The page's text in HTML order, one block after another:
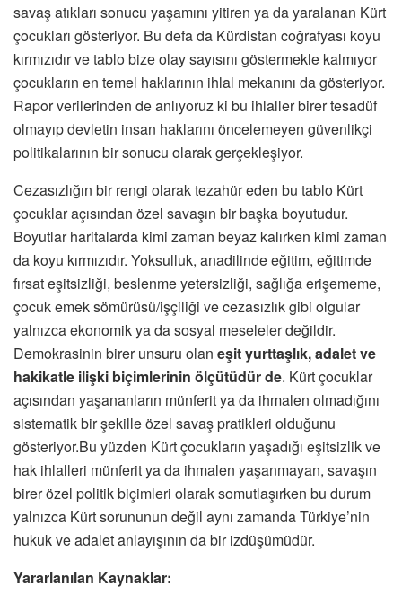
savaş atıkları sonucu yaşamını yitiren ya da yaralanan Kürt
çocukları gösteriyor. Bu defa da Kürdistan coğrafyası koyu
kırmızıdır ve tablo bize olay sayısını göstermekle kalmıyor
çocukların en temel haklarının ihlal mekanını da gösteriyor.
Rapor verilerinden de anlıyoruz ki bu ihlaller birer tesadüf
olmayıp devletin insan haklarını öncelemeyen güvenlikçi
politikalarının bir sonucu olarak gerçekleşiyor.
Cezasızlığın bir rengi olarak tezahür eden bu tablo Kürt
çocuklar açısından özel savaşın bir başka boyutudur.
Boyutlar haritalarda kimi zaman beyaz kalırken kimi zaman
da koyu kırmızıdır. Yoksulluk, anadilinde eğitim, eğitimde
fırsat eşitsizliği, beslenme yetersizliği, sağlığa erişememe,
çocuk emek sömürüsü/işçiliği ve cezasızlık gibi olgular
yalnızca ekonomik ya da sosyal meseleler değildir.
Demokrasinin birer unsuru olan eşit yurttaşlık, adalet ve
hakikatle ilişki biçimlerinin ölçütüdür de. Kürt çocuklar
açısından yaşananların münferit ya da ihmalen olmadığını
sistematik bir şekille özel savaş pratikleri olduğunu
gösteriyor.Bu yüzden Kürt çocukların yaşadığı eşitsizlik ve
hak ihlalleri münferit ya da ihmalen yaşanmayan, savaşın
birer özel politik biçimleri olarak somutlaşırken bu durum
yalnızca Kürt sorununun değil aynı zamanda Türkiye’nin
hukuk ve adalet anlayışının da bir izdüşümüdür.
Yararlanılan Kaynaklar: